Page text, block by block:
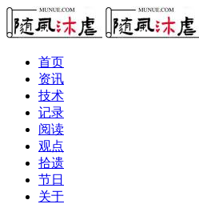
首页
资讯
技术
记录
阅读
观点
拾遗
节日
关于